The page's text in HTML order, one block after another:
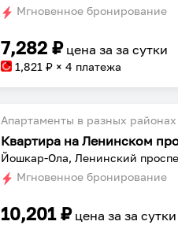
Мгновенное бронирование
7,282 ₽ цена заза сутки
1,821 ₽ × 4 платежа
Апартаменты в разных районах
Квартира на Ленинском
Йошкар-Ола, Ленинский
Мгновенное бронирование
10,201₽ цена заза сутки